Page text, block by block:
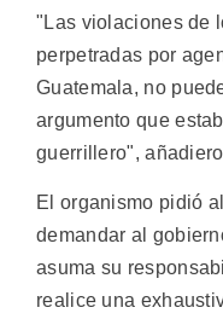
"Las violaciones de
perpetradas por
Guatemala, no
argumento que
guerrillero",
El organismo pidió
demandar al
asuma su
realice una